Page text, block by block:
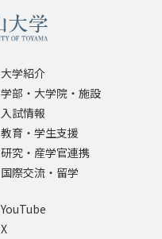
大学紹介
学部・大学院・施設
入試情報
教育・学生支援
研究・産学官連携
国際交流・留学
YouTube
X